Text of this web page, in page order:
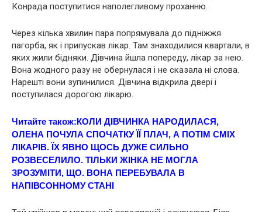
Конрада поступитися наполегливому проханню.
Через кілька хвилин пара попрямувала до підніжжя
пагорба, як і припускав лікар. Там знаходилися квартали, в
яких жили бідняки. Дівчина йшла попереду, лікар за нею.
Вона жодного разу не обернулася і не сказала ні слова.
Нарешті вони зупинилися. Дівчина відкрила двері і
поступилася дорогою лікарю.
Читайте також:КОЛИ ДІВЧИНКА НАPOДИЛАСЯ,
ОЛЕНА ПОЧУЛА СПОЧАТКУ ЇЇ ПЛАЧ, А ПОТІМ СМІХ
ЛІКАРІВ. ЇХ ЯВНО ЩОСЬ ДУЖЕ СИЛЬНО
РОЗВЕСЕЛИЛО. ТІЛЬКИ ЖІНКА НЕ МОГЛА
ЗРОЗУМІТИ, ЩО. ВОНА ПЕРЕБУВАЛА В
НАПІВСОННОМУ СТАНІ